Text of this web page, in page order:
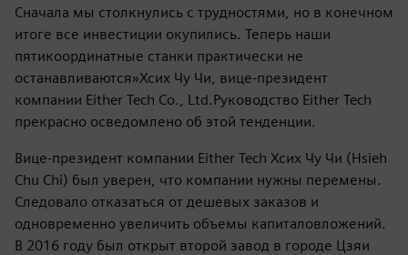
Сначала мы столкнулись с трудностями, но в конечном
итоге все инвестиции окупились. Теперь наши
пятикоординатные станки практически не
останавливаются»Хсих Чу Чи, вице-президент
компании Either Tech Co., Ltd.Руководство Either Tech
прекрасно осведомлено об этой тенденции.
Вице-президент компании Either Tech Хсих Чу Чи (Hsieh
Chu Chi) был уверен, что компании нужны перемены.
Следовало отказаться от дешевых заказов и
одновременно увеличить объемы капиталовложений.
В 2016 году был открыт второй завод в городе Цзяи